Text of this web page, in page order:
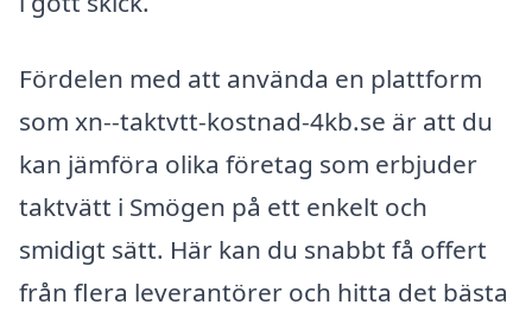
Fördelen med att använda en plattform
som xn--taktvtt-kostnad-4kb.se är att du
kan jämföra olika företag som erbjuder
taktvätt i Smögen på ett enkelt och
smidigt sätt. Här kan du snabbt få offert
från flera leverantörer och hitta det bästa